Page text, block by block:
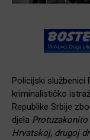
Policijski službenici
kriminalističko
Republike Srbije
djela Protuzakonito
Hrvatskoj, drugoj